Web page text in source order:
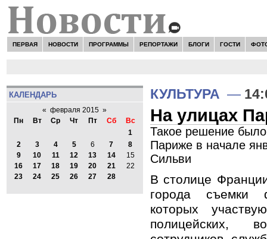
ПЕРВАЯ НОВОСТИ ПРОГРАММЫ РЕПОРТАЖИ БЛОГИ ГОСТИ
КАЛЕНДАРЬ
« февраля 2015 »
Пн
Вт Ср Чт Пт Сб
Вс
1
2
3 4 5 6 7
8
9
10 11 12 13 14
15
16
17 18 19 20 21
22
23
24 25 26 27 28
КУЛЬТУРА —
На улицах
Такое решение
Париже в начале
Сильви
В столице
города съемки
которых
полицейских,